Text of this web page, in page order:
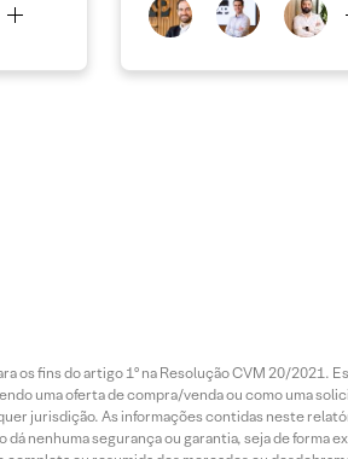
os fins do artigo 1º na Resolução CVM 20/2021.
uma oferta de compra/venda ou como uma
jurisdição. As informações contidas neste
nenhuma segurança ou garantia, seja de forma